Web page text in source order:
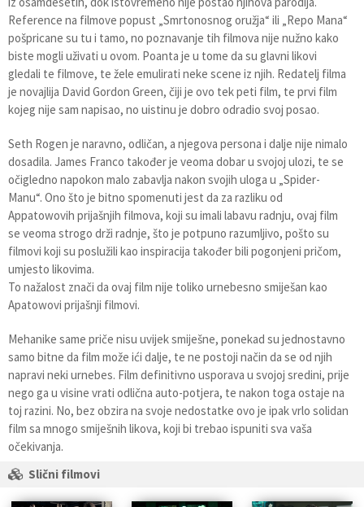
Reference na filmove popust „Smrtonosnog oružja“ ili „Repo Mana“
pošpricane su tu i tamo, no poznavanje tih filmova nije nužno kako
biste mogli uživati u ovom. Poanta je u tome da su glavni likovi
gledali te filmove, te žele emulirati neke scene iz njih. Redatelj filma
je novajlija David Gordon Green, čiji je ovo tek peti film, te prvi film
kojeg nije sam napisao, no uistinu je dobro odradio svoj posao.
Seth Rogen je naravno, odličan, a njegova persona i dalje nije nimalo
dosadila. James Franco također je veoma dobar u svojoj ulozi, te se
očigledno napokon malo zabavlja nakon svojih uloga u „Spider-
Manu“. Ono što je bitno spomenuti jest da za razliku od
Appatowovih prijašnjih filmova, koji su imali labavu radnju, ovaj film
se veoma strogo drži radnje, što je potpuno razumljivo, pošto su
filmovi koji su poslužili kao inspiracija također bili pogonjeni pričom,
umjesto likovima.
To nažalost znači da ovaj film nije toliko urnebesno smiješan kao
Apatowovi prijašnji filmovi.
Mehanike same priče nisu uvijek smiješne, ponekad su jednostavno
samo bitne da film može ići dalje, te ne postoji način da se od njih
napravi neki urnebes. Film definitivno usporava u svojoj sredini, prije
nego ga u visine vrati odlična auto-potjera, te nakon toga ostaje na
toj razini. No, bez obzira na svoje nedostatke ovo je ipak vrlo solidan
film sa mnogo smiješnih likova, koji bi trebao ispuniti sva vaša
očekivanja.
Slični filmovi